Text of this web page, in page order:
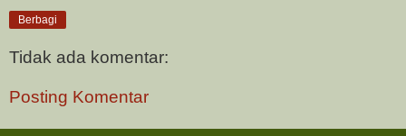
Berbagi
Tidak ada komentar:
Posting Komentar